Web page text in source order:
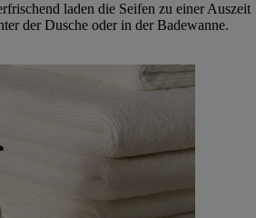
laden die Seifen zu einer Auszeit
der Dusche oder in der Badewanne.